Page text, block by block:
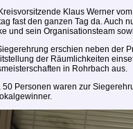
Klaus Werner
fast den ganzen Tag da. Auch
und sein Organisationsteam
erschien neben der
der Räumlichkeiten
in Rohrbach aus.
50 Personen waren zur